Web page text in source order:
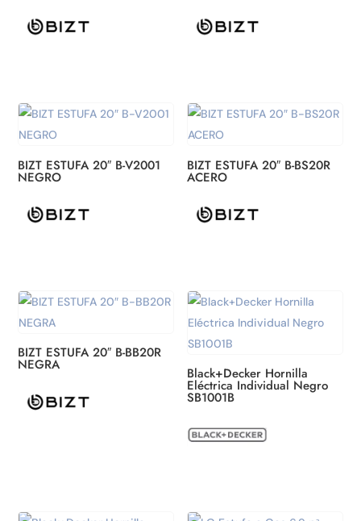
BIZT ESTUFA 20″ B-V2001
NEGRO
BIZT ESTUFA 20″ B-BS20R
ACERO
BIZT ESTUFA 20″ B-BB20R
NEGRA Black+Decker Hornilla
Eléctrica Individual Negro
SB1001B